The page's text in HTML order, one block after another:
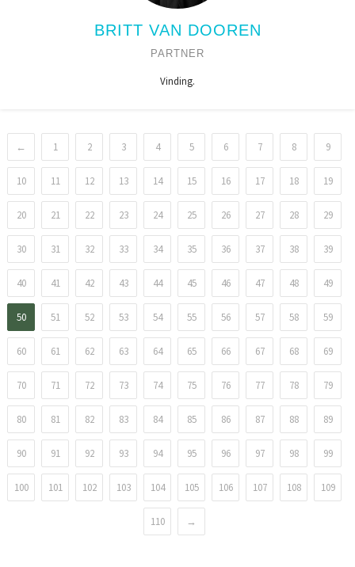
BRITT VAN DOOREN
PARTNER
Vinding.
← 1 2 3 4 5 6 7 8 9
10 11 12 13 14 15 16 17 18 19
20 21 22 23 24 25 26 27 28 29
30 31 32 33 34 35 36 37 38 39
40 41 42 43 44 45 46 47 48 49
50 51 52 53 54 55 56 57 58 59
60 61 62 63 64 65 66 67 68 69
70 71 72 73 74 75 76 77 78 79
80 81 82 83 84 85 86 87 88 89
90 91 92 93 94 95 96 97 98 99
100 101 102 103 104 105 106 107 108 109
110 →